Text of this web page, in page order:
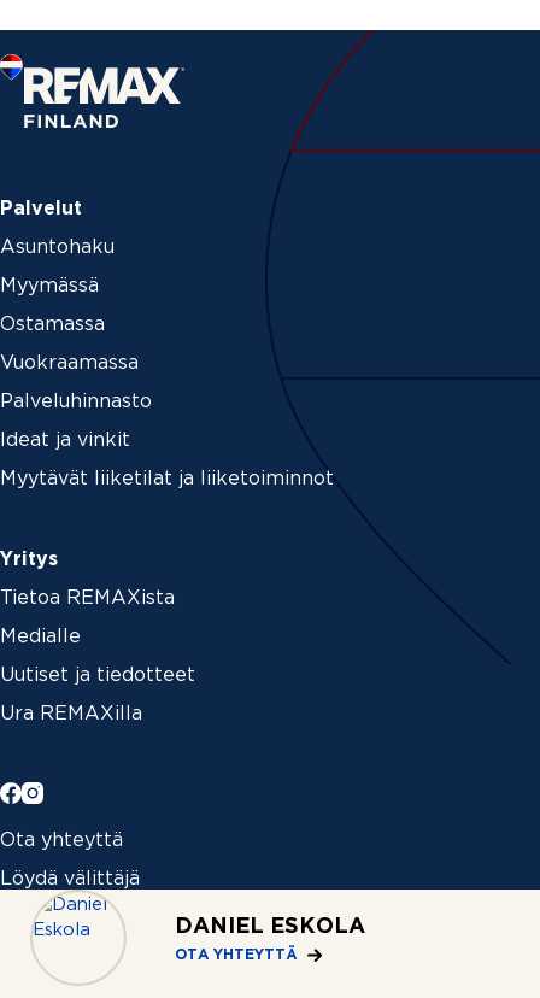
DANIEL ESKOLA
OTA YHTEYTTÄ
Palvelut
Asuntohaku
Myymässä
Ostamassa
Vuokraamassa
Palveluhinnasto
Ideat ja vinkit
Myytävät liiketilat ja liiketoiminnot
Yritys
Tietoa REMAXista
Medialle
Uutiset ja tiedotteet
Ura REMAXilla
Ota yhteyttä
Löydä välittäjä
Toimistot